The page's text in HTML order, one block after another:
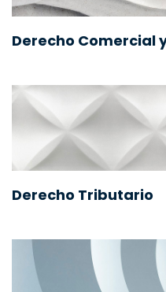
Derecho Comercial
Derecho Tributario